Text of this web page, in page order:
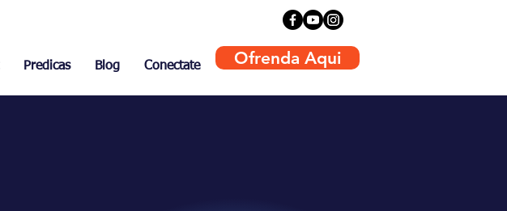
Predicas Blog Conectate Ofrenda Aqui